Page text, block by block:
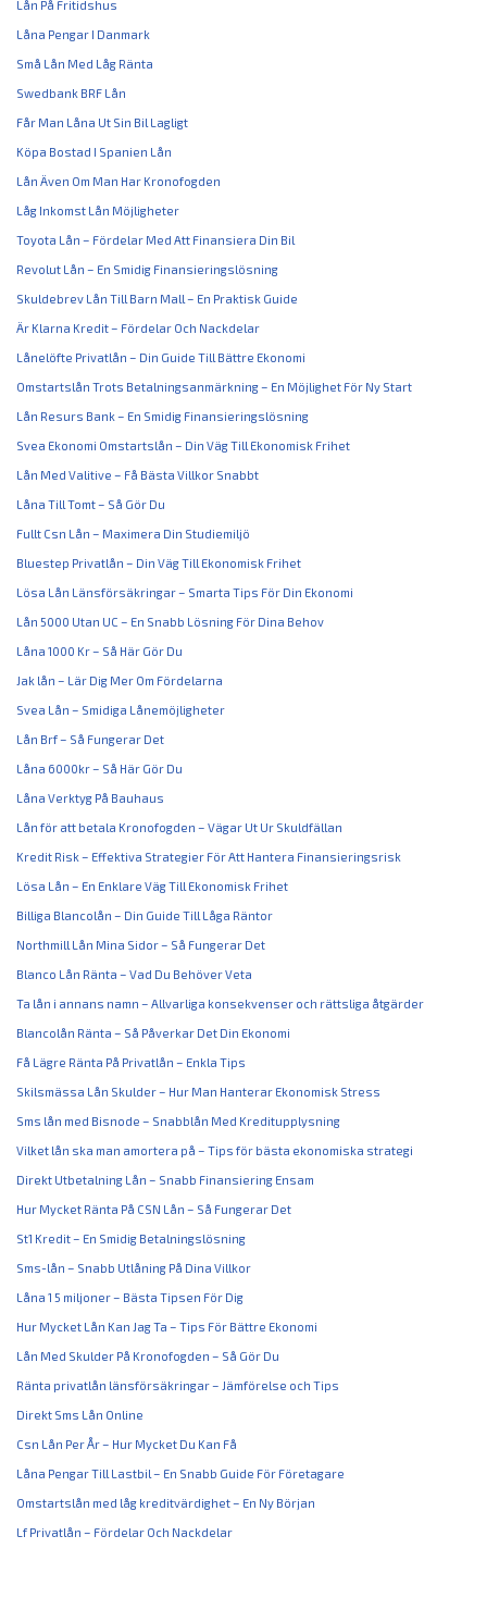
Lån På Fritidshus
Låna Pengar I Danmark
Små Lån Med Låg Ränta
Swedbank BRF Lån
Får Man Låna Ut Sin Bil Lagligt
Köpa Bostad I Spanien Lån
Lån Även Om Man Har Kronofogden
Låg Inkomst Lån Möjligheter
Toyota Lån – Fördelar Med Att Finansiera Din Bil
Revolut Lån – En Smidig Finansieringslösning
Skuldebrev Lån Till Barn Mall – En Praktisk Guide
Är Klarna Kredit – Fördelar Och Nackdelar
Lånelöfte Privatlån – Din Guide Till Bättre Ekonomi
Omstartslån Trots Betalningsanmärkning – En Möjlighet För Ny Start
Lån Resurs Bank – En Smidig Finansieringslösning
Svea Ekonomi Omstartslån – Din Väg Till Ekonomisk Frihet
Lån Med Valitive – Få Bästa Villkor Snabbt
Låna Till Tomt – Så Gör Du
Fullt Csn Lån – Maximera Din Studiemiljö
Bluestep Privatlån – Din Väg Till Ekonomisk Frihet
Lösa Lån Länsförsäkringar – Smarta Tips För Din Ekonomi
Lån 5000 Utan UC – En Snabb Lösning För Dina Behov
Låna 1000 Kr – Så Här Gör Du
Jak lån – Lär Dig Mer Om Fördelarna
Svea Lån – Smidiga Lånemöjligheter
Lån Brf – Så Fungerar Det
Låna 6000kr – Så Här Gör Du
Låna Verktyg På Bauhaus
Lån för att betala Kronofogden – Vägar Ut Ur Skuldfällan
Kredit Risk – Effektiva Strategier För Att Hantera Finansieringsrisk
Lösa Lån – En Enklare Väg Till Ekonomisk Frihet
Billiga Blancolån – Din Guide Till Låga Räntor
Northmill Lån Mina Sidor – Så Fungerar Det
Blanco Lån Ränta – Vad Du Behöver Veta
Ta lån i annans namn – Allvarliga konsekvenser och rättsliga åtgärder
Blancolån Ränta – Så Påverkar Det Din Ekonomi
Få Lägre Ränta På Privatlån – Enkla Tips
Skilsmässa Lån Skulder – Hur Man Hanterar Ekonomisk Stress
Sms lån med Bisnode – Snabblån Med Kreditupplysning
Vilket lån ska man amortera på – Tips för bästa ekonomiska strategi
Direkt Utbetalning Lån – Snabb Finansiering Ensam
Hur Mycket Ränta På CSN Lån – Så Fungerar Det
St1 Kredit – En Smidig Betalningslösning
Sms-lån – Snabb Utlåning På Dina Villkor
Låna 1 5 miljoner – Bästa Tipsen För Dig
Hur Mycket Lån Kan Jag Ta – Tips För Bättre Ekonomi
Lån Med Skulder På Kronofogden – Så Gör Du
Ränta privatlån länsförsäkringar – Jämförelse och Tips
Direkt Sms Lån Online
Csn Lån Per År – Hur Mycket Du Kan Få
Låna Pengar Till Lastbil – En Snabb Guide För Företagare
Omstartslån med låg kreditvärdighet – En Ny Början
Lf Privatlån – Fördelar Och Nackdelar